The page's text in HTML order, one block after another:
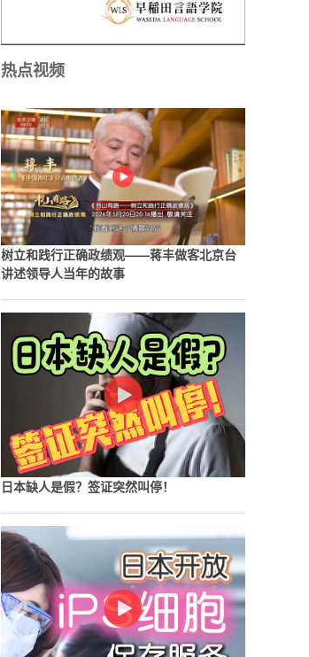
热点视频
树立和践行正确政绩观——蒋丰做客北京台
讲述领导人当年的故事
日本缺人是假？签证突然叫停！